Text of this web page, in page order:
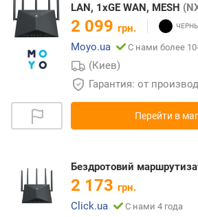
LAN, 1xGE WAN, MESH
2 099 грн.
Moyo.ua
С нами более
(Киев)
Гарантия: от
Перейти в
Бездротовий
2 173 грн.
Click.ua
С нами 4 года